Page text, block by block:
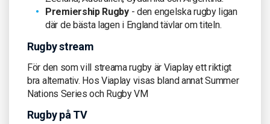
Premiership Rugby - den engelska rugby ligan
där de bästa lagen i England tävlar om titeln.
Rugby stream
För den som vill streama rugby är Viaplay ett riktigt
bra alternativ. Hos Viaplay visas bland annat Summer
Nations Series och Rugby VM
Rugby på TV